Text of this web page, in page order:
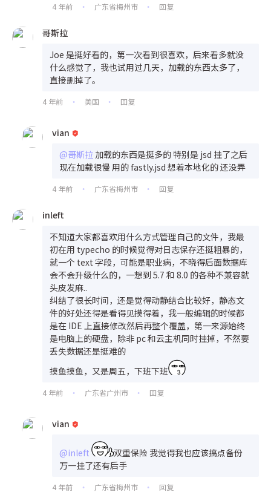
4 年前 • 广东省梅州市 • 回复
哥斯拉
Joe 是挺好看的，第一次看到很喜欢，后来看多就没
什么感觉了，我也试用过几天，加载的东西太多了，
直接删掉了。
4 年前 • 美国 • 回复
vian
@哥斯拉 加载的东西是挺多的 特别是 jsd 挂了之后
现在加载很慢 用的 fastly.jsd 想着本地化的 还没弄
4 年前 • 广东省梅州市 • 回复
inleft
不知道大家都喜欢用什么方式管理自己的文件，我最
初在用 typecho 的时候觉得对日志保存还挺粗暴的，
就一个 text 字段，可能是职业病，不晓得后面数据库
会不会升级什么的，一想到 5.7 和 8.0 的各种不兼容就
头皮发麻..
纠结了很长时间，还是觉得动静结合比较好，静态文
件的好处还得是看得见摸得着，我一般编辑的时候都
是在 IDE 上直接修改然后再整个覆盖，第一来源始终
是电脑上的硬盘，除非 pc 和云主机同时挂掉，不然要
丢失数据还是挺难的
摸鱼摸鱼，又是周五，下班下班
4 年前 • 广东省广州市 • 回复
vian
@inleft
双重保险 我觉得我也应该搞点备份
万一挂了还有后手
4 年前 • 广东省梅州市 • 回复